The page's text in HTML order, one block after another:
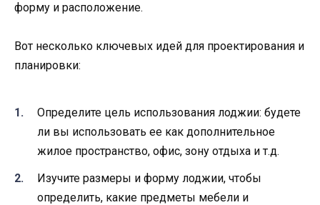
форму и расположение.
Вот несколько ключевых идей для проектирования и
планировки:
Определите цель использования лоджии: будете
ли вы использовать ее как дополнительное
жилое пространство, офис, зону отдыха и т.д.
Изучите размеры и форму лоджии, чтобы
определить, какие предметы мебели и